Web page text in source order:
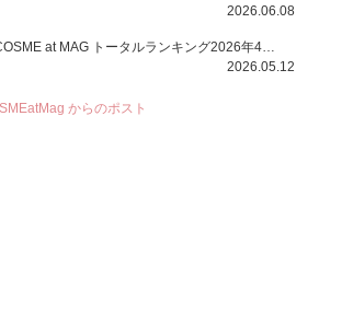
2026.06.08
COSME at MAG トータルランキング2026年4月号
2026.05.12
からのポスト